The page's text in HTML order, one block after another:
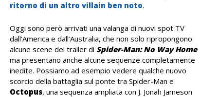
ritorno di un altro villain ben noto.
Oggi sono però arrivati una valanga di nuovi spot TV
dall’America e dall’Australia, che non solo ripropongono
alcune scene del trailer di Spider-Man: No Way Home
ma presentano anche alcune sequenze completamente
inedite. Possiamo ad esempio vedere qualche nuovo
scorcio della battaglia sul ponte tra Spider-Man e
Octopus, una sequenza ampliata con J. Jonah Jameson